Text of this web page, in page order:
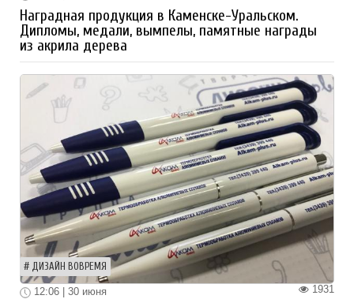
Наградная продукция в Каменске-Уральском.
Дипломы, медали, вымпелы, памятные награды
из акрила дерева
ДИЗАЙН ВОВРЕМЯ
1931
12:06 | 30 июня